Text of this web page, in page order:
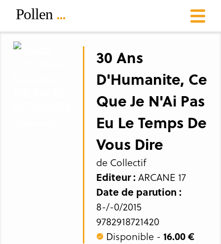
30 Ans
D'Humanite, Ce
Que Je N'Ai Pas
Eu Le Temps De
Vous Dire
de Collectif
Editeur : ARCANE 17
Date de parution :
8-/-0/2015
9782918721420
Disponible - 16.00 €